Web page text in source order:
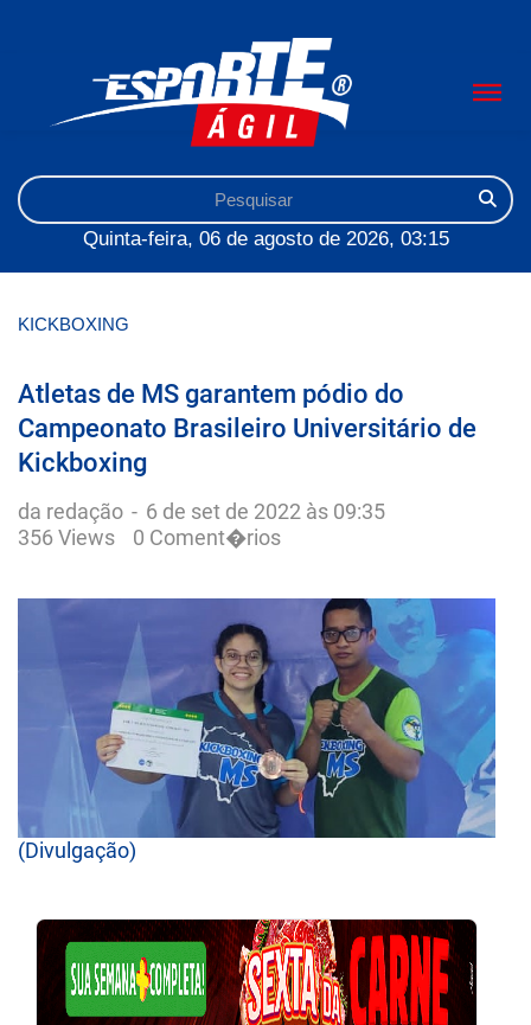
Quinta-feira, 06 de agosto de 2026, 03:15
KICKBOXING
Atletas de MS garantem pódio do
Campeonato Brasileiro Universitário de
Kickboxing
da redação - 6 de set de 2022 às 09:35
356 Views
0 Coment�rios
(Divulgação)